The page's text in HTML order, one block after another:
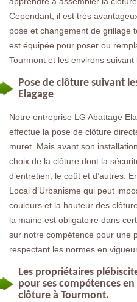
Cependant, il est très
pose et changement de grillage
est équipée pour poser ou
Tourmont et les environs suivant
Pose de clôture suivant
Elagage
Notre entreprise LG Abattage
effectue la pose de clôture
muret. Mais avant son
choix de la clôture dont la
d’entretien, le coût et d’autres.
Local d’Urbanisme qui peut
couleurs et la hauteur des
la mairie est obligatoire dans
sur notre compétence pour une
respectant les normes en
Les propriétaires
pour ses compétences
clôture à Tourmont.